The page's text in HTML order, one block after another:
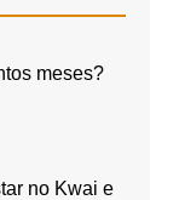
meses?
no Kwai e